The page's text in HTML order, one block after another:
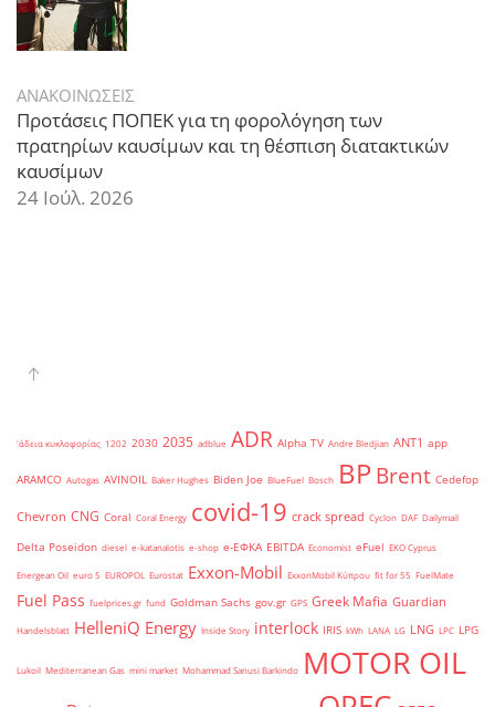
ΑΝΑΚΟΙΝΩΣΕΙΣ
Προτάσεις ΠΟΠΕΚ για τη φορολόγηση των
πρατηρίων καυσίμων και τη θέσπιση διατακτικών
καυσίμων
24 Ιούλ. 2026
'άδεια κυκλοφορίας 1202 2030 2035 adblue ADR Alpha TV Andre Bledjian ANT1 app
ARAMCO Autogas AVINOIL Baker Hughes Biden Joe BlueFuel Bosch BPBrent Cedefop
Chevron CNG Coral Coral Energy covid-19 crack spread Cyclon DAF Dailymail
Delta Poseidon diesel e-katanalotis e-shop e-ΕΦΚΑ EBITDA Economist eFuel EKO Cyprus
Energean Oil euro 5 EUROPOL Eurostat Exxon-Mobil ExxonMobil Κύπρου fit for 55 FuelMate
Fuel Pass fuelprices.gr fund Goldman Sachs gov.gr GPS Greek Mafia Guardian
Handelsblatt HelleniQ Energy Inside Story interlock IRIS kWh LANA LG LNG LPC LPG
Lukoil Mediterranean Gas mini market Mohammad Sanusi Barkindo MOTOR OIL